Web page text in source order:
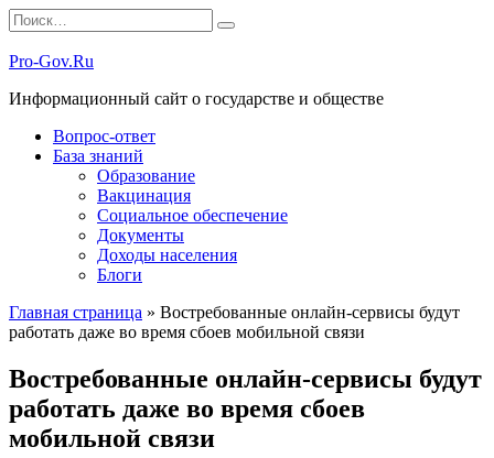
Перейти
к
содержанию
Search
for:
Pro-Gov.Ru
Информационный сайт о государстве и обществе
Вопрос-ответ
База знаний
Образование
Вакцинация
Социальное обеспечение
Документы
Доходы населения
Блоги
Главная страница » Востребованные онлайн-сервисы будут
работать даже во время сбоев мобильной связи
Востребованные онлайн-сервисы будут
работать даже во время сбоев
мобильной связи